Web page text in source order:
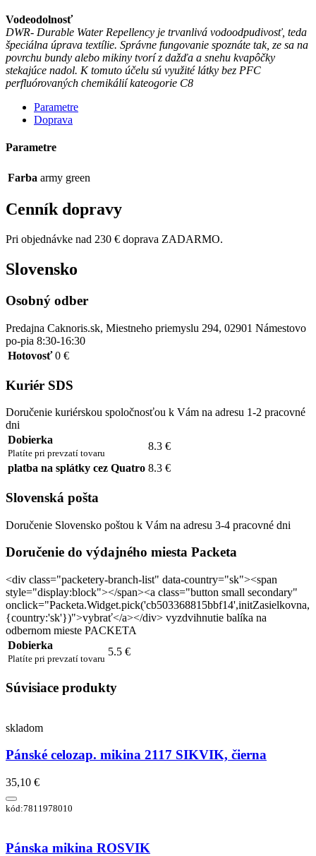
Vodeodolnosť
DWR- Durable Water Repellency je trvanlivá vodoodpudivosť, teda
špeciálna úprava textílie. Správne fungovanie spoznáte tak, ze sa na
povrchu bundy alebo mikiny tvorí z dažďa a snehu kvapôčky
stekajúce nadol. K tomuto účelu sú využité látky bez PFC
perfluórovaných chemikálií kateogorie C8
Parametre
Doprava
Parametre
Farba army green
Cenník dopravy
Pri objednávke nad 230 € doprava ZADARMO.
Slovensko
Osobný odber
Predajna Caknoris.sk, Miestneho priemyslu 294, 02901 Námestovo
po-pia 8:30-16:30
Hotovosť 0 €
Kuriér SDS
Doručenie kuriérskou spoločnosťou k Vám na adresu 1-2 pracovné
dni
Dobierka
Platíte pri prevzatí tovaru
8.3 €
platba na splátky cez Quatro 8.3 €
Slovenská pošta
Doručenie Slovensko poštou k Vám na adresu 3-4 pracovné dni
Doručenie do výdajného miesta Packeta
<div class="packetery-branch-list" data-country="sk"><span
style="display:block"></span><a class="button small secondary"
onclick="Packeta.Widget.pick('cb503368815bbf14',initZasielkovna,
{country:'sk'})">vybrať</a></div> vyzdvihnutie balíka na
odbernom mieste PACKETA
Dobierka
Platíte pri prevzatí tovaru
5.5 €
Súvisiace produkty
skladom
Pánské celozap. mikina 2117 SIKVIK, čierna
35,10 €
kód:7811978010
Pánska mikina ROSVIK